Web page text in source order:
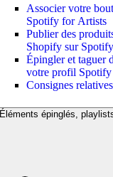
Associer votre
Spotify for Artists
Publier des
Shopify sur Spotify
Épingler et taguer
votre profil Spotify
Consignes
Éléments épinglés,